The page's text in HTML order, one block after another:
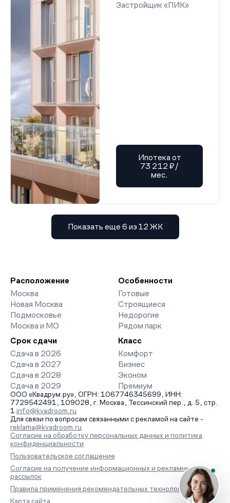
Застройщик «ПИК»
Ипотека от
73 212 ₽/
мес.
Показать еще 6 из 12 ЖК
Расположение
Москва
Новая Москва
Подмосковье
Москва и МО
Особенности
Готовые
Строящиеся
Недорогие
Рядом парк
Срок сдачи
Сдача в 2026
Сдача в 2027
Сдача в 2028
Сдача в 2029
Класс
Комфорт
Бизнес
Эконом
Премиум
ООО «Квадрум.ру», ОГРН: 1067746345699, ИНН:
7729542491, 109028, г. Москва, Тессинский пер., д. 5, стр.
1 info@kvadroom.ru
Для связи по вопросам связанными с рекламой на сайте -
reklama@kvadroom.ru
Согласие на обработку персональных данных и политика
конфиденциальности
Пользовательское соглашение
Согласие на получение информационных и рекламных
рассылок
Правила применения рекомендательных технологий
Карта сайта